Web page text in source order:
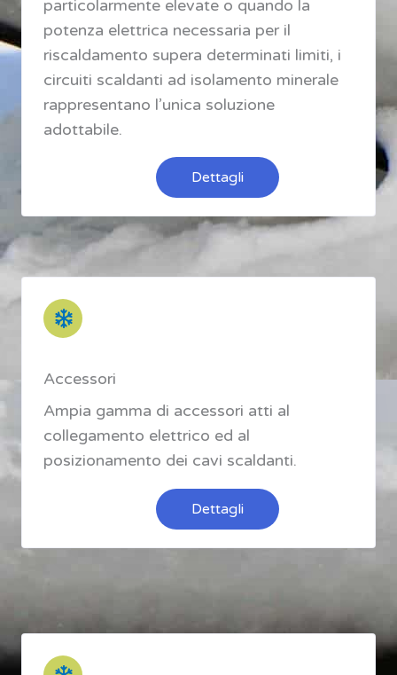
particolarmente elevate o quando la
potenza elettrica necessaria per il
riscaldamento supera determinati limiti, i
circuiti scaldanti ad isolamento minerale
rappresentano l’unica soluzione
adottabile.
Dettagli
Accessori
Ampia gamma di accessori atti al
collegamento elettrico ed al
posizionamento dei cavi scaldanti.
Dettagli